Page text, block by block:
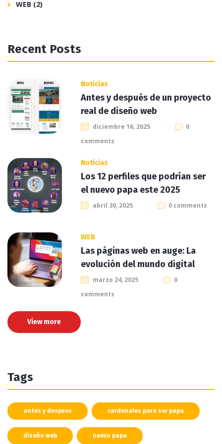
WEB (2)
Recent Posts
Noticias
Antes y después de un proyecto
real de diseño web
diciembre 16, 2025
0
comments
Noticias
Los 12 perfiles que podrían ser
el nuevo papa este 2025
abril 30, 2025 0 comments
WEB
Las páginas web en auge: La
evolución del mundo digital
marzo 24, 2025
0
comments
View more
Tags
antes y despues cardenales para ser papa
diseño web nuevo papa